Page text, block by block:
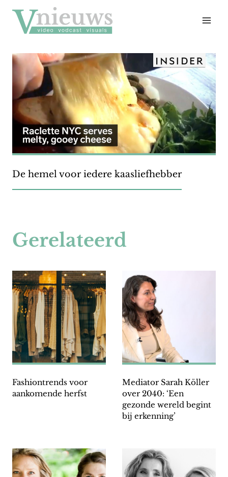
naar
inhoud
De hemel voor iedere kaasliefhebber
Gerelateerd
Fashiontrends voor
aankomende herfst
Mediator Sarah Köller
over 2040: ‘Een
gezonde wereld begint
bij erkenning’